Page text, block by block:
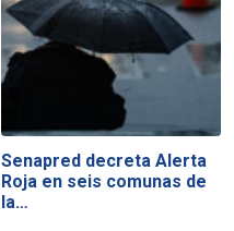
Senapred decreta Alerta
Roja en seis comunas de
la…